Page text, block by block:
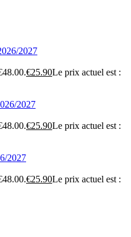
2027
€25.90Le prix actuel est :
2027
€25.90Le prix actuel est :
2027
€25.90Le prix actuel est :